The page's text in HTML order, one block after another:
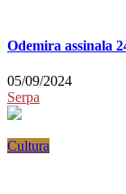
Odemira assinala
05/09/2024
Serpa
Cultura